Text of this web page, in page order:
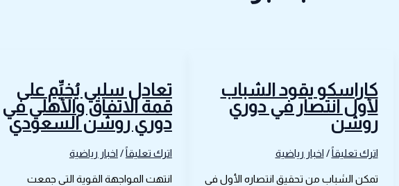
كاراسكو يقود الشباب
لأول انتصار في دوري
روشن
اترك تعليقاً / اخبار رياضية
تمكن الشباب من تحقيق انتصاره الأول في
تعادل سلبي يُخيِّم على
قمة الاتفاق والأهلي في
دوري روشن السعودي
اترك تعليقاً/ اخبار رياضية
انتهت المواجهة القوية التي جمعت